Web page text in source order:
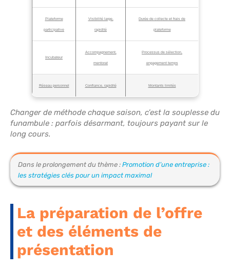
Plateforme
participative
Visibilité large,
rapidité
Durée de collecte et frais de
plateforme
Incubateur
Accompagnement,
mentorat
Processus de sélection,
engagement temps
Réseau personnel Confiance, rapidité Montants limités
Changer de méthode chaque saison, c’est la souplesse du
funambule : parfois désarmant, toujours payant sur le
long cours.
Dans le prolongement du thème : Promotion d’une entreprise :
les stratégies clés pour un impact maximal
La préparation de l’offre
et des éléments de
présentation